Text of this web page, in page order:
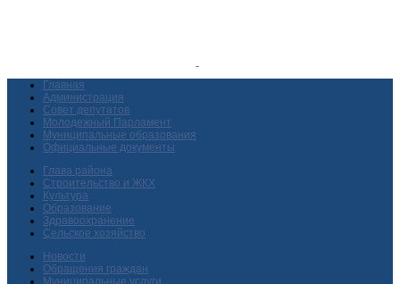
Главная
Администрация
Совет депутатов
Молодежный Парламент
Муниципальные образования
Официальные документы
Глава района
Строительство и ЖКХ
Культура
Образование
Здравоохранение
Сельское хозяйство
Новости
Обращения граждан
Муниципальные услуги